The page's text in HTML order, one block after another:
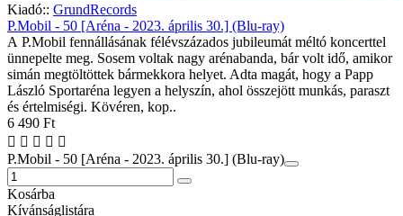
Kiadó:: GrundRecords
P.Mobil - 50 [Aréna - 2023. április 30.] (Blu-ray)
A P.Mobil fennállásának félévszázados jubileumát méltó koncerttel
ünnepelte meg. Sosem voltak nagy arénabanda, bár volt idő, amikor
simán megtöltöttek bármekkora helyet. Adta magát, hogy a Papp
László Sportaréna legyen a helyszín, ahol összejött munkás, paraszt
és értelmiségi. Kövéren, kop..
6 490 Ft
P.Mobil - 50 [Aréna - 2023. április 30.] (Blu-ray)
Kosárba
Kívánságlistára